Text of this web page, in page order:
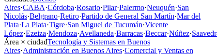
Aires·CABA·Córdoba·Rosario·Pilar·Palermo·Neuquén·San
Nicolás·Belgrano·Retiro·Partido de General San Martín·Mar del
Plata·La Plata·Tigre·San Miguel de Tucumán·Vicente
López·Ezeiza·Mendoza·Avellaneda·Barracas·Beccar·Núñez·
Área × ciudadTecnología y Sistemas en Buenos
Aires·Administración en Buenos Aires·Comercial y Ventas en